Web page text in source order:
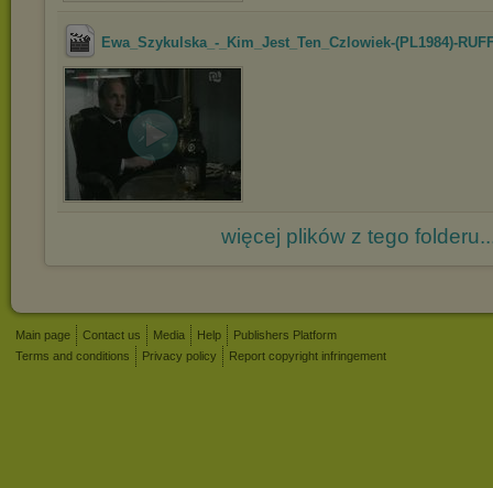
Ewa_Szykulska_-_Kim_Jest_Ten_Czlowiek-(PL1984)-
więcej plików z tego
Main page Contact us Media Help
Publishers Platform
Terms and conditions
Privacy policy Report copyright infringement